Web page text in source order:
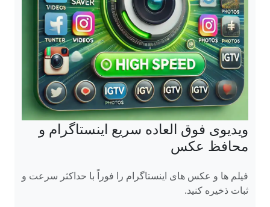
ویدیوی فوق العاده سریع اینستاگرام و
محافظ عکس
فیلم ها و عکس های اینستاگرام را فوراً با حداکثر سرعت و
ثبات ذخیره کنید.